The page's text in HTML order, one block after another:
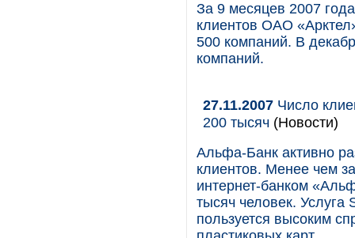
За 9 месяцев 2007
клиентов ОАО
500 компаний. В
компаний.
27.11.2007 Число
200 тысяч (Новости)
Альфа-Банк активно
клиентов. Менее чем
интернет-банком
тысяч человек.
пользуется высоким